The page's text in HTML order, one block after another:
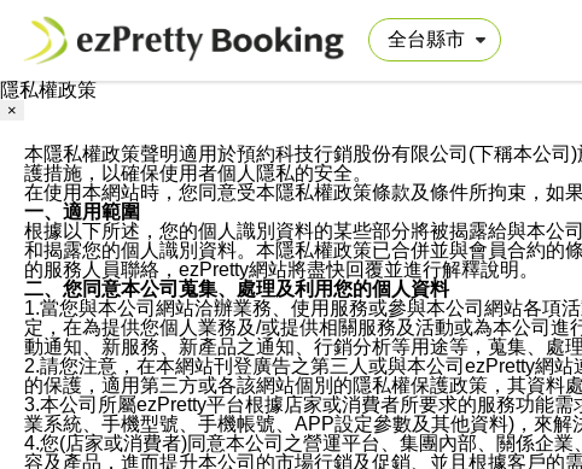
隱私權政策
×
本隱私權政策聲明適用於預約科技行銷股份有限公司(下稱本公
護措施，以確保使用者個人隱私的安全。
在使用本網站時，您同意受本隱私權政策條款及條件所拘束，如
一、適用範圍
根據以下所述，您的個人識別資料的某些部分將被揭露給與本公
和揭露您的個人識別資料。本隱私權政策已合併並與會員合約的
的服務人員聯絡，ezPretty網站將盡快回覆並進行解釋說明。
二、您同意本公司蒐集、處理及利用您的個人資料
1.當您與本公司網站洽辦業務、使用服務或參與本公司網站各項
定，在為提供您個人業務及/或提供相關服務及活動或為本公司
動通知、新服務、新產品之通知、行銷分析等用途等，蒐集、處
2.請您注意，在本網站刊登廣告之第三人或與本公司ezPretty網
的保護，適用第三方或各該網站個別的隱私權保護政策，其資料
3.本公司所屬ezPretty平台根據店家或消費者所要求的服務功能
業系統、手機型號、手機帳號、APP設定參數及其他資料)，來
4.您(店家或消費者)同意本公司之營運平台、集團內部、關係企
容及產品，進而提升本公司的市場行銷及促銷、並且根據客戶的